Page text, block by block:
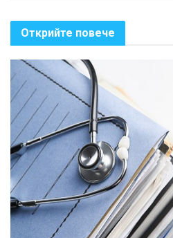
Открийте повече